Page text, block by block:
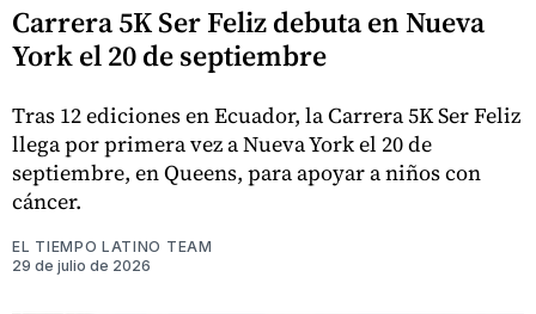
Carrera 5K Ser Feliz debuta en Nueva
York el 20 de septiembre
Tras 12 ediciones en Ecuador, la Carrera 5K Ser Feliz
llega por primera vez a Nueva York el 20 de
septiembre, en Queens, para apoyar a niños con
cáncer.
EL TIEMPO LATINO TEAM
29 de julio de 2026